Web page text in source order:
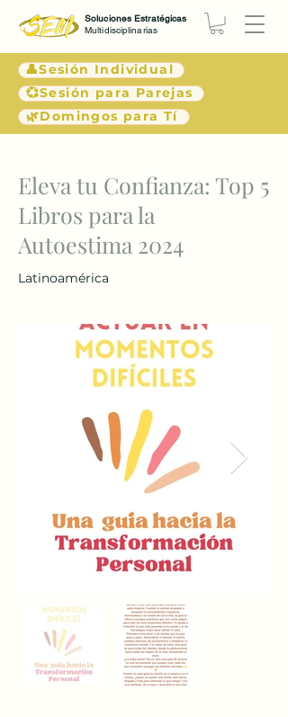
👤Sesión Individual
💞Sesión para Parejas
🌿Domingos para Tí
Soluciones Estratégicas
Multidisciplinarias
< Atrás
Eleva tu Confianza: Top 5
Libros para la
Autoestima 2024
Latinoamérica